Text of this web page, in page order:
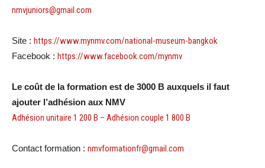
nmvjuniors@gmail.com
Site : https://www.mynmv.com/national-museum-bangkok
Facebook : https://www.facebook.com/mynmv
Le coût de la formation est de 3000 B auxquels il faut
ajouter l’adhésion aux NMV
Adhésion unitaire 1 200 B – Adhésion couple 1 800 B
Contact formation : nmvformationfr@gmail.com